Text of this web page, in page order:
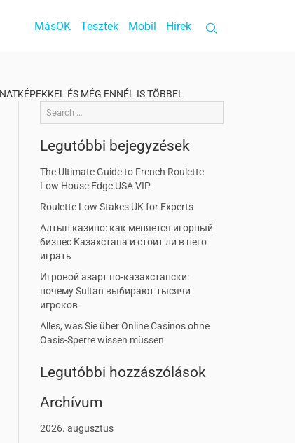
Hírek
Mobil
Tesztek
MásOK
ÉS MÉG ENNÉL IS TÖBBEL
Legutóbbi bejegyzések
The Ultimate Guide to French Roulette
Low House Edge USA VIP
Roulette Low Stakes UK for Experts
Алтын казино: как меняется игорный
бизнес Казахстана и стоит ли в него
играть
Игровой азарт по-казахстански:
почему Sultan выбирают тысячи
игроков
Alles, was Sie über Online Casinos ohne
Oasis-Sperre wissen müssen
Legutóbbi hozzászólások
Archívum
2026. augusztus